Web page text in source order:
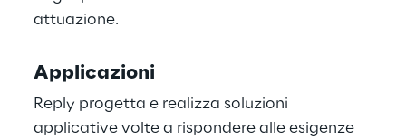
attuazione.
Applicazioni
Reply progetta e realizza soluzioni
applicative volte a rispondere alle esigenze